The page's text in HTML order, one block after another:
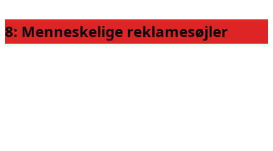
8: Menneskelige reklamesøjler